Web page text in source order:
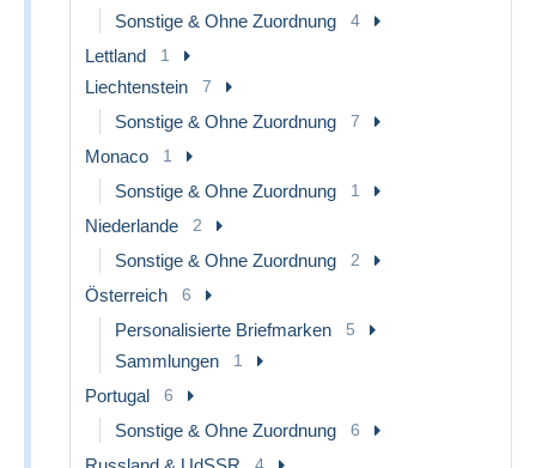
Sonstige & Ohne Zuordnung 4
Lettland 1
Liechtenstein 7
Sonstige & Ohne Zuordnung 7
Monaco 1
Sonstige & Ohne Zuordnung 1
Niederlande 2
Sonstige & Ohne Zuordnung 2
Österreich 6
Personalisierte Briefmarken 5
Sammlungen 1
Portugal 6
Sonstige & Ohne Zuordnung 6